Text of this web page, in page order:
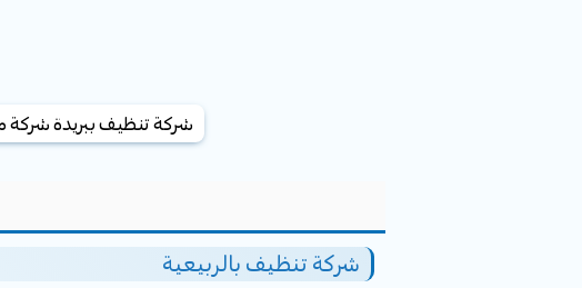
شركة تنظيف ببريدة شركة
شركة تنظيف بالربيعية